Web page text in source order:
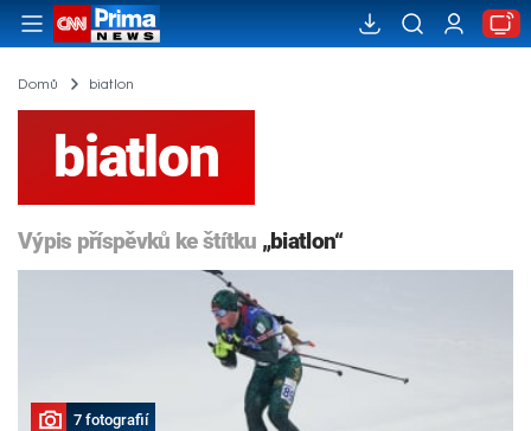
Domů biatlon
biatlon
Výpis příspěvků ke štítku „biatlon“
7 fotografií